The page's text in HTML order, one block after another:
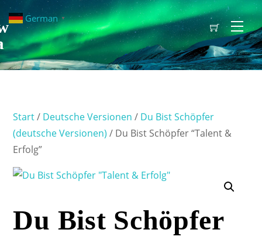
Start/ Deutsche Versionen / Du Bist Schöpfer
(deutsche Versionen) / Du Bist Schöpfer “Talent &
Erfolg”
Du Bist Schöpfer
German ▼